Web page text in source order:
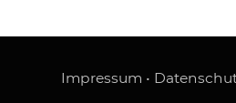
Impressum •